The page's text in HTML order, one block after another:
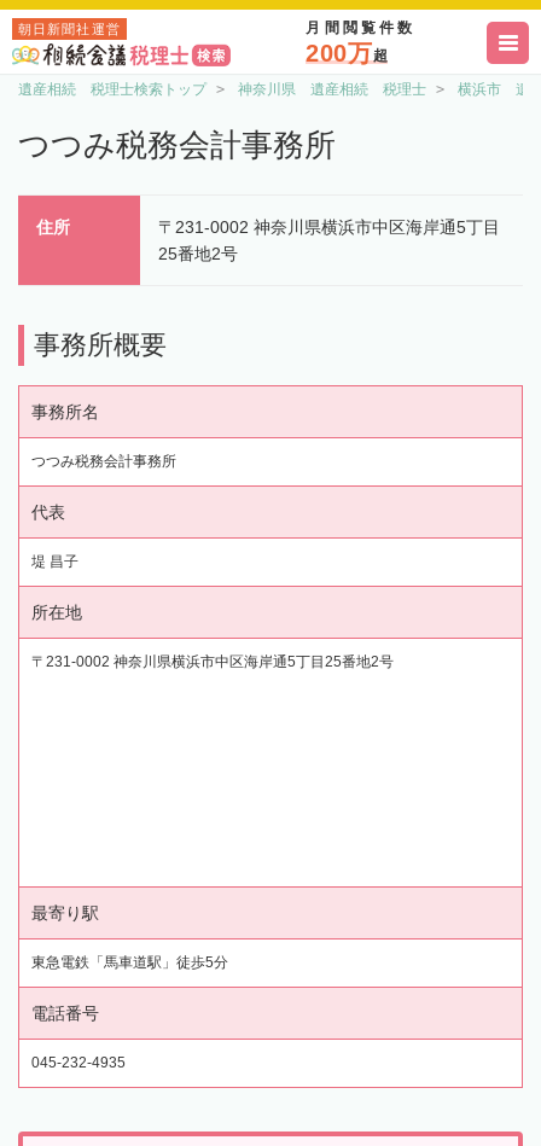
朝日新聞社運営 月間閲覧件数
200万超
遺産相続 税理士検索トップ 神奈川県 遺産相続 税理士 横浜市 遺
つつみ税務会計事務所
住所
〒231-0002 神奈川県横浜市中区海岸通5丁目
25番地2号
事務所概要
事務所名
つつみ税務会計事務所
代表
堤 昌子
所在地
〒231-0002 神奈川県横浜市中区海岸通5丁目25番地2号
最寄り駅
東急電鉄「馬車道駅」徒歩5分
電話番号
045-232-4935